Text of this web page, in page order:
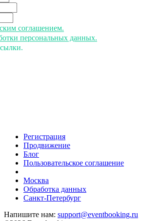
соглашением.
персональных данных.
Регистрация
Продвижение
Блог
Пользовательское соглашение
Москва
Обработка данных
Санкт-Петербург
Напишите нам: support@eventbooking.ru